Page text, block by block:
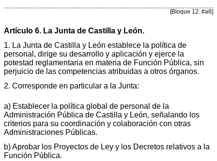
[Bloque 12: #a6]
Artículo 6. La Junta de Castilla y León.
1. La Junta de Castilla y León establece la política de
personal, dirige su desarrollo y aplicación y ejerce la
potestad reglamentaria en materia de Función Pública, sin
perjuicio de las competencias atribuidas a otros órganos.
2. Corresponde en particular a la Junta:
a) Establecer la política global de personal de la
Administración Pública de Castilla y León, señalando los
criterios para su coordinación y colaboración con otras
Administraciones Públicas.
b) Aprobar los Proyectos de Ley y los Decretos relativos a la
Función Pública.